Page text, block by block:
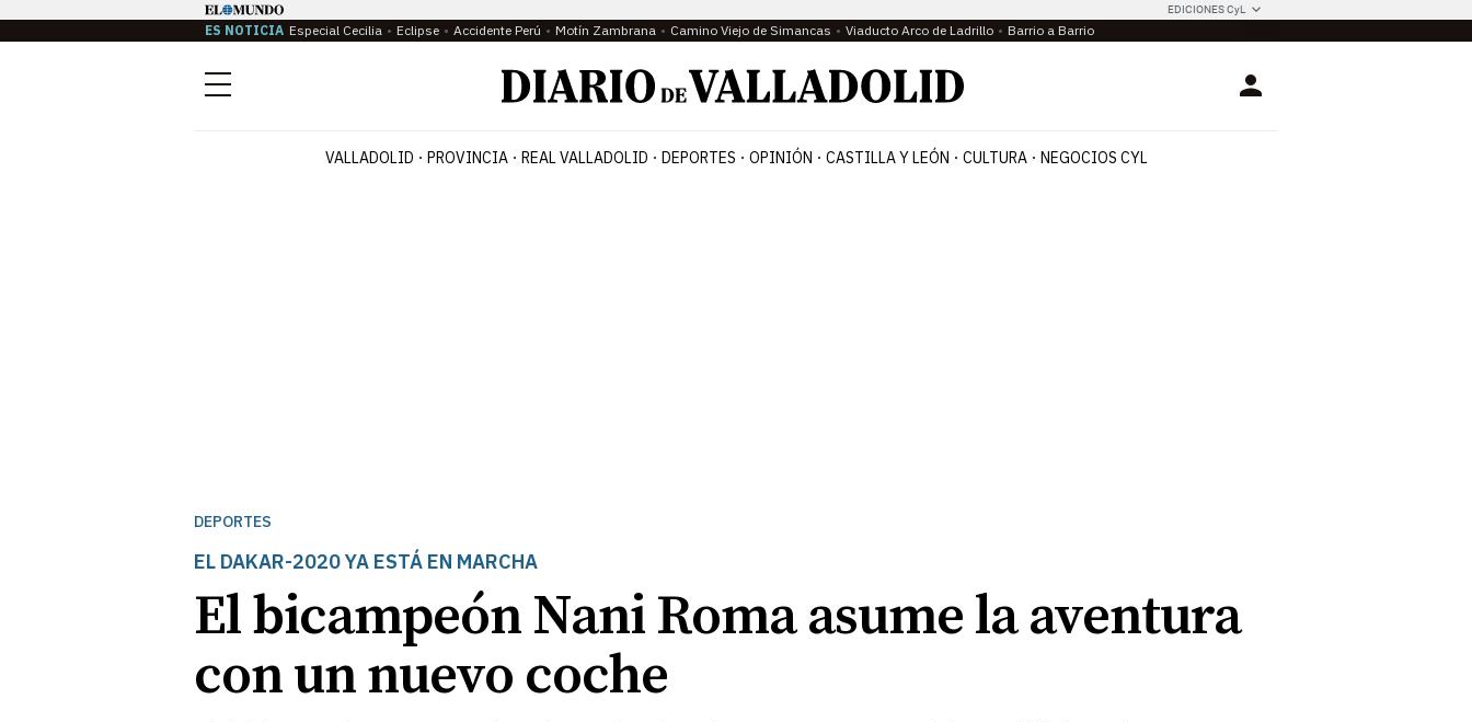
EDICIONES CyL
ES NOTICIA Especial Cecilia Eclipse Accidente Perú Motín Zambrana Camino Viejo de Simancas Viaducto Arco de Ladrillo Barrio a Barrio
Menú Login
VALLADOLID PROVINCIA REAL VALLADOLID DEPORTES OPINIÓN CASTILLA Y LEÓN CULTURA NEGOCIOS CYL
DEPORTES
EL DAKAR-2020 YA ESTÁ EN MARCHA
El bicampeón Nani Roma asume la aventura
con un nuevo coche